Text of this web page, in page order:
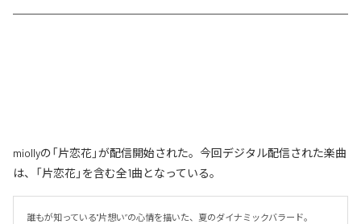
miollyの「片恋花」が配信開始された。今回デジタル配信された楽曲
は、「片恋花」を含む全1曲となっている。
誰もが知っている"片想い”の心情を描いた、夏のダイナミックバラード。